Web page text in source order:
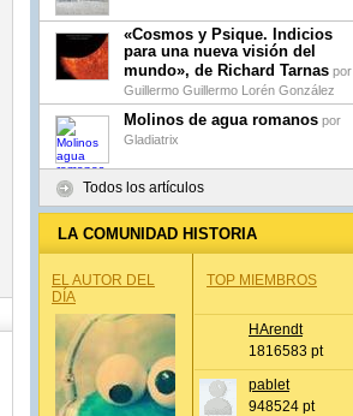
«Cosmos y Psique. Indicios
para una nueva visión del
mundo», de Richard Tarnas por
Guillermo Guillermo Lorén González
Molinos de agua romanos por
Gladiatrix
Todos los artículos
LA COMUNIDAD HISTORIA
EL AUTOR DEL
DÍA
TOP MIEMBROS
HArendt
1816583 pt
pablet
948524 pt